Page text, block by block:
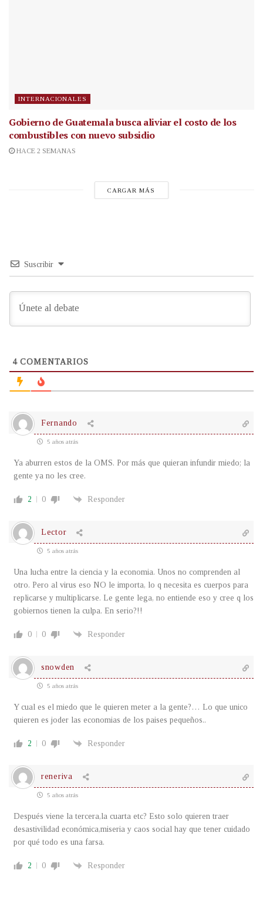
INTERNACIONALES
Gobierno de Guatemala busca aliviar el costo de los
combustibles con nuevo subsidio
HACE 2 SEMANAS
CARGAR MÁS
Suscribir
4COMENTARIOS
Fernando
5 años atrás
Ya aburren estos de la OMS. Por más que quieran infundir miedo; la
gente ya no les cree.
2 0 Responder
Lector
5 años atrás
Una lucha entre la ciencia y la economia. Unos no comprenden al
otro. Pero al virus eso NO le importa, lo q necesita es cuerpos para
replicarse y multiplicarse. Le gente lega, no entiende eso y cree q los
gobiernos tienen la culpa. En serio?!!
0 0 Responder
snowden
5 años atrás
Y cual es el miedo que le quieren meter a la gente?… Lo que unico
quieren es joder las economias de los paises pequeños..
2 0 Responder
reneriva
5 años atrás
Después viene la tercera,la cuarta etc? Esto solo quieren traer
desastivilidad económica,miseria y caos social hay que tener cuidado
por qué todo es una farsa.
2 0 Responder